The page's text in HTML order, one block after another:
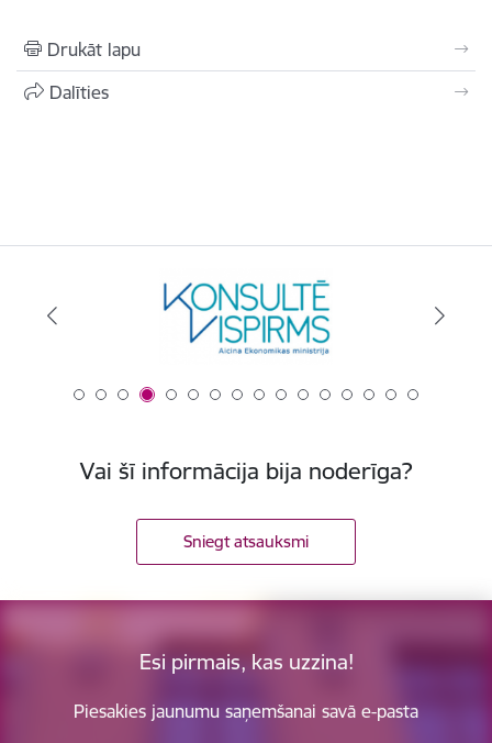
Drukāt lapu
Dalīties
Vai šī informācija bija noderīga?
Sniegt atsauksmi
Esi pirmais, kas uzzina!
Piesakies jaunumu saņemšanai savā e-pasta